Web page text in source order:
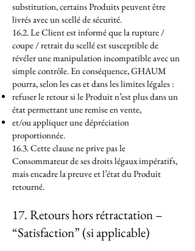
substitution, certains Produits peuvent être
livrés avec un scellé de sécurité.
16.2. Le Client est informé que la rupture /
coupe / retrait du scellé est susceptible de
révéler une manipulation incompatible avec un
simple contrôle. En conséquence, GHAUM
pourra, selon les cas et dans les limites légales :
refuser le retour si le Produit n’est plus dans un
état permettant une remise en vente,
et/ou appliquer une dépréciation
proportionnée.
16.3. Cette clause ne prive pas le
Consommateur de ses droits légaux impératifs,
mais encadre la preuve et l’état du Produit
retourné.
17. Retours hors rétractation –
“Satisfaction” (si applicable)